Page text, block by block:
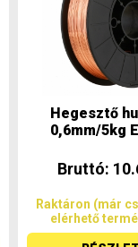
Hegesztő
0,6mm/5kg
Bruttó:
Raktáron (már
elérhető